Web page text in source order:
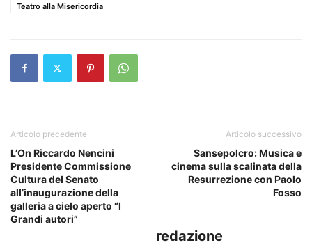
Teatro alla Misericordia
Articolo precedente
L’On Riccardo Nencini
Presidente Commissione
Cultura del Senato
all’inaugurazione della
galleria a cielo aperto “I
Grandi autori”
Articolo successivo
Sansepolcro: Musica e
cinema sulla scalinata della
Resurrezione con Paolo
Fosso
redazione